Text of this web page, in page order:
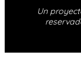
Un